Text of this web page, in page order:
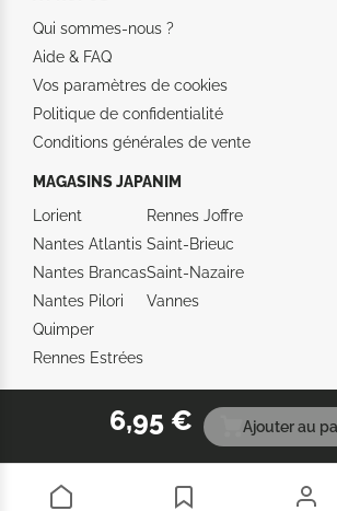
6,95 € Ajouter au
Qui sommes-nous ?
Aide & FAQ
Vos paramètres de cookies
Politique de confidentialité
Conditions générales de vente
MAGASINS JAPANIM
Lorient
Nantes Atlantis
Nantes Brancas
Nantes Pilori
Quimper
Rennes Estrées
Rennes Joffre
Saint-Brieuc
Saint-Nazaire
Vannes